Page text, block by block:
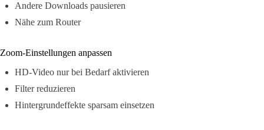
Andere Downloads pausieren
Nähe zum Router
Zoom-Einstellungen anpassen
HD-Video nur bei Bedarf aktivieren
Filter reduzieren
Hintergrundeffekte sparsam einsetzen